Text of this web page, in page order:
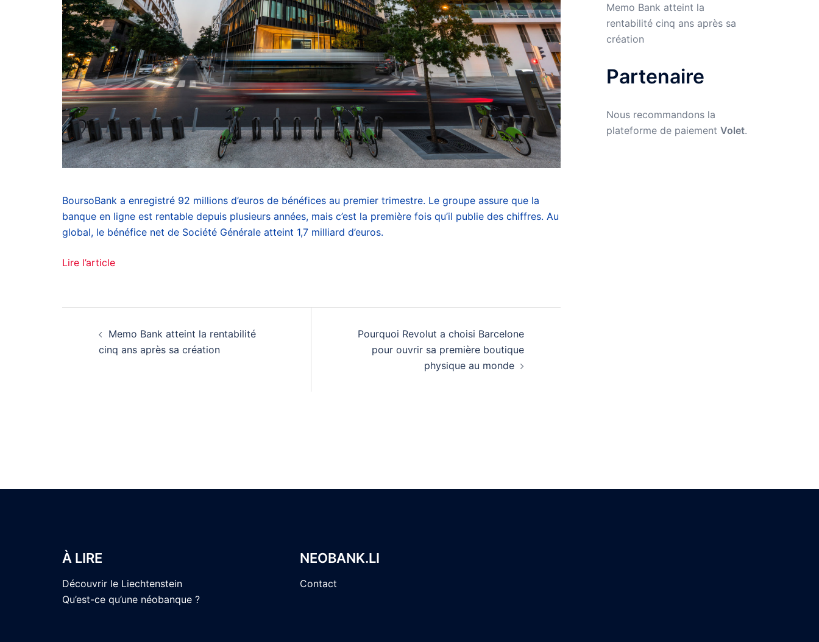
BoursoBank a enregistré 92 millions d’euros de bénéfices au premier trimestre. Le groupe assure que la
banque en ligne est rentable depuis plusieurs années, mais c’est la première fois qu’il publie des chiffres. Au
global, le bénéfice net de Société Générale atteint 1,7 milliard d’euros.
Lire l’article
d’article
Memo Bank atteint la rentabilité
cinq ans après sa création
Pourquoi Revolut a choisi Barcelone
pour ouvrir sa première boutique
physique au monde
Memo Bank atteint la
rentabilité cinq ans après sa
création
Partenaire
Nous recommandons la
plateforme de paiement Volet.
À LIRE
Découvrir le Liechtenstein
Qu’est-ce qu’une néobanque ?
NEOBANK.LI
Contact